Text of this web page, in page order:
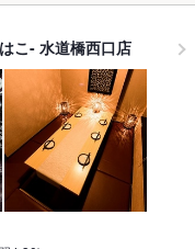
こ- 水道橋西口店